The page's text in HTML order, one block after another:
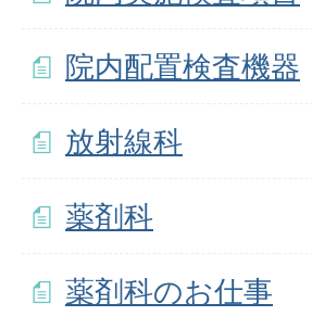
院内配置検査機器
放射線科
薬剤科
薬剤科のお仕事